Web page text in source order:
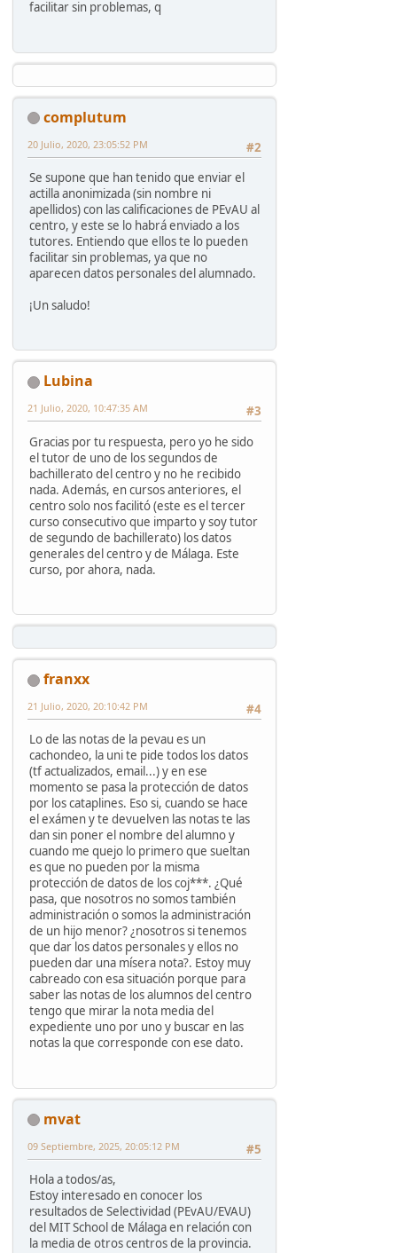
facilitar sin problemas, q
complutum
#2
20 Julio, 2020, 23:05:52 PM
Se supone que han tenido que enviar el
actilla anonimizada (sin nombre ni
apellidos) con las calificaciones de PEvAU al
centro, y este se lo habrá enviado a los
tutores. Entiendo que ellos te lo pueden
facilitar sin problemas, ya que no
aparecen datos personales del alumnado.
¡Un saludo!
Lubina
#3
21 Julio, 2020, 10:47:35 AM
Gracias por tu respuesta, pero yo he sido
el tutor de uno de los segundos de
bachillerato del centro y no he recibido
nada. Además, en cursos anteriores, el
centro solo nos facilitó (este es el tercer
curso consecutivo que imparto y soy tutor
de segundo de bachillerato) los datos
generales del centro y de Málaga. Este
curso, por ahora, nada.
franxx
#4
21 Julio, 2020, 20:10:42 PM
Lo de las notas de la pevau es un
cachondeo, la uni te pide todos los datos
(tf actualizados, email...) y en ese
momento se pasa la protección de datos
por los cataplines. Eso si, cuando se hace
el exámen y te devuelven las notas te las
dan sin poner el nombre del alumno y
cuando me quejo lo primero que sueltan
es que no pueden por la misma
protección de datos de los coj***. ¿Qué
pasa, que nosotros no somos también
administración o somos la administración
de un hijo menor? ¿nosotros si tenemos
que dar los datos personales y ellos no
pueden dar una mísera nota?. Estoy muy
cabreado con esa situación porque para
saber las notas de los alumnos del centro
tengo que mirar la nota media del
expediente uno por uno y buscar en las
notas la que corresponde con ese dato.
mvat
#5
09 Septiembre, 2025, 20:05:12 PM
Hola a todos/as,
Estoy interesado en conocer los
resultados de Selectividad (PEvAU/EVAU)
del MIT School de Málaga en relación con
la media de otros centros de la provincia.